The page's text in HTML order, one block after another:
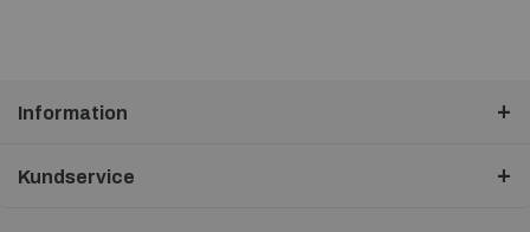
Information
Kundservice